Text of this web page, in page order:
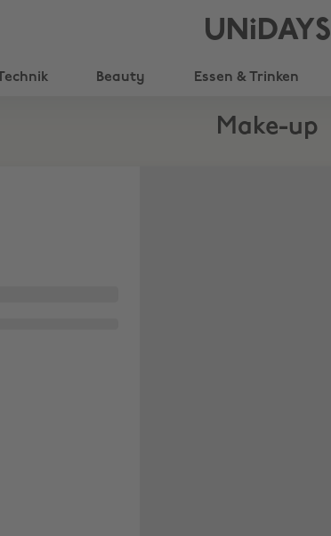
UNiDAYS
Beauty Essen & Trinken
Make-up